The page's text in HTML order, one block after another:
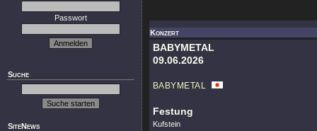
Passwort
Suche
SiteNews
Konzert
BABYMETAL
09.06.2026
BABYMETAL
Festung
Kufstein